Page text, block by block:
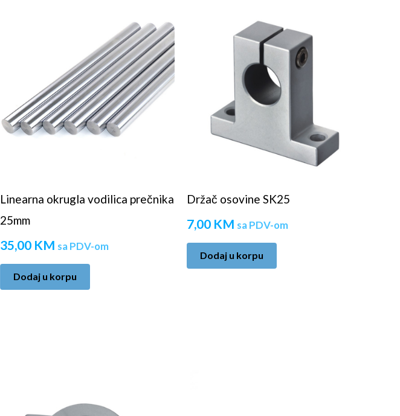
Linearna okrugla vodilica prečnika
25mm
35,00 KM sa PDV-om
Dodaj u korpu
Držač osovine SK25
7,00 KM sa PDV-om
Dodaj u korpu